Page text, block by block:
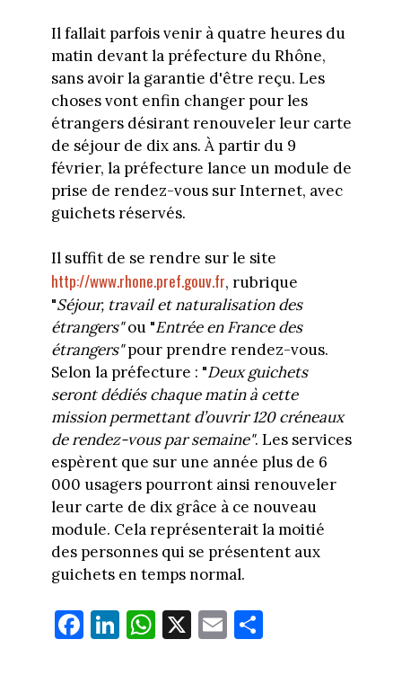
Il fallait parfois venir à quatre heures du
matin devant la préfecture du Rhône,
sans avoir la garantie d'être reçu. Les
choses vont enfin changer pour les
étrangers désirant renouveler leur carte
de séjour de dix ans. À partir du 9
février, la préfecture lance un module de
prise de rendez-vous sur Internet, avec
guichets réservés.
Il suffit de se rendre sur le site
http://www.rhone.pref.gouv.fr, rubrique
"Séjour, travail et naturalisation des
étrangers"ou "Entrée en France des
étrangers"pour prendre rendez-vous.
Selon la préfecture : "Deux guichets
seront dédiés chaque matin à cette
mission permettant d’ouvrir 120 créneaux
de rendez-vous par semaine". Les services
espèrent que sur une année plus de 6
000 usagers pourront ainsi renouveler
leur carte de dix grâce à ce nouveau
module. Cela représenterait la moitié
des personnes qui se présentent aux
guichets en temps normal.
Fa
ce
Li
nk
W
ha
X E
m
Pa
rt